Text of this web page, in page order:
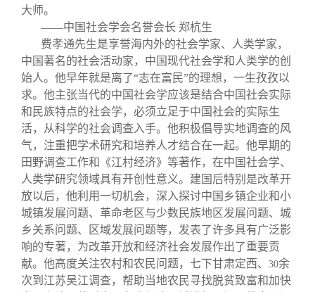
大师。
——中国社会学会名誉会长 郑杭生
费孝通先生是享誉海内外的社会学家、人类学家，
中国著名的社会活动家，中国现代社会学和人类学的创
始人。他早年就是离了“志在富民”的理想，一生孜孜以
求。他主张当代的中国社会学应该是结合中国社会实际
和民族特点的社会学，必须立足于中国社会的实际生
活，从科学的社会调查入手。他积极倡导实地调查的风
气，注重把学术研究和培养人才结合在一起。他早期的
田野调查工作和《江村经济》等著作，在中国社会学、
人类学研究领域具有开创性意义。建国后特别是改革开
放以后，他利用一切机会，深入探讨中国乡镇企业和小
城镇发展问题、革命老区与少数民族地区发展问题、城
乡关系问题、区域发展问题等，发表了许多具有广泛影
响的专著，为改革开放和经济社会发展作出了重要贡
献。他高度关注农村和农民问题，七下甘肃定西、 30余
次到江苏吴江调查，帮助当地农民寻找脱贫致富和加快